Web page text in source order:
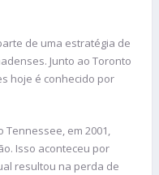
de uma estratégia de
Junto ao Toronto
hoje é conhecido por
Tennessee, em 2001,
Isso aconteceu por
resultou na perda de